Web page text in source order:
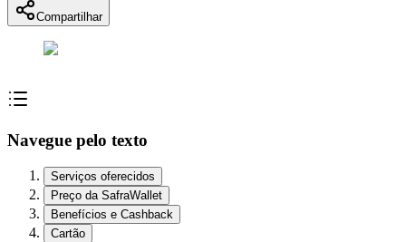
Compartilhar
Navegue pelo texto
Serviços oferecidos
Preço da SafraWallet
Benefícios e Cashback
Cartão